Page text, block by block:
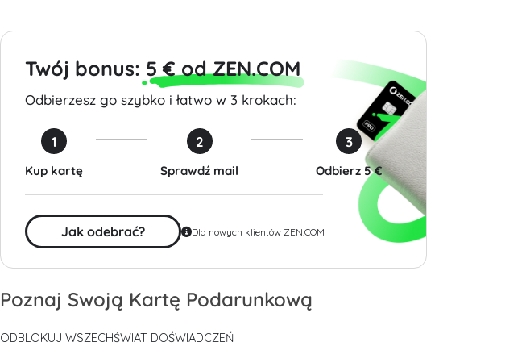
Twój bonus: 5 € od ZEN.COM
Odbierzesz go szybko i łatwo w 3 krokach:
1
Kup kartę
2
Sprawdź mail
3
Odbierz 5 €
Jak odebrać? Dla nowych klientów ZEN.COM
Poznaj Swoją Kartę Podarunkową
ODBLOKUJ WSZECHŚWIAT DOŚWIADCZEŃ